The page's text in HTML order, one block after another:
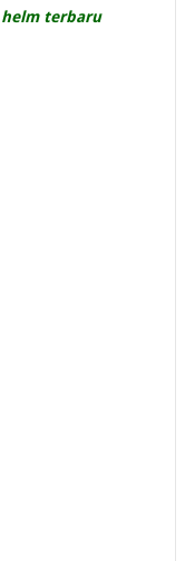
helm terbaru